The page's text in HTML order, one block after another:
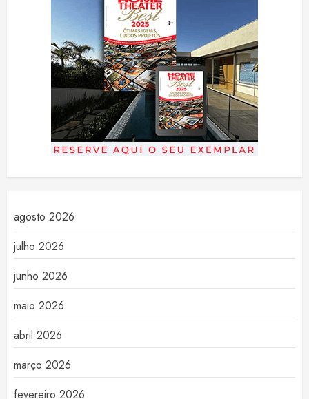
agosto 2026
julho 2026
junho 2026
maio 2026
abril 2026
março 2026
fevereiro 2026